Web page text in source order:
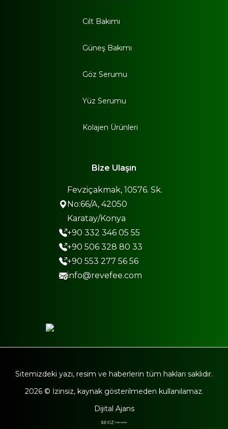
Cilt Bakımı
Güneş Bakımı
Göz Serumu
Yüz Serumu
Kolajen Ürünleri
Bize Ulaşın
Fevziçakmak, 10576. Sk.
No:66/A, 42050
Karatay/Konya
+90 332 346 05 55
+90 506 328 80 33
+90 553 277 56 56
info@revefee.com
Sitemizdeki yazı, resim ve haberlerin tüm hakları saklıdır.
2026 © İzinsiz, kaynak gösterilmeden kullanılamaz.
Dijital Ajans